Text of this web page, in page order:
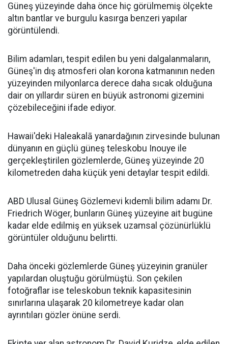
Güneş yüzeyinde daha önce hiç görülmemiş ölçekte
altın bantlar ve burgulu kasırga benzeri yapılar
görüntülendi.
Bilim adamları, tespit edilen bu yeni dalgalanmaların,
Güneş'in dış atmosferi olan korona katmanının neden
yüzeyinden milyonlarca derece daha sıcak olduğuna
dair on yıllardır süren en büyük astronomi gizemini
çözebileceğini ifade ediyor.
Hawaii'deki Haleakalā yanardağının zirvesinde bulunan
dünyanın en güçlü güneş teleskobu Inouye ile
gerçekleştirilen gözlemlerde, Güneş yüzeyinde 20
kilometreden daha küçük yeni detaylar tespit edildi.
ABD Ulusal Güneş Gözlemevi kıdemli bilim adamı Dr.
Friedrich Wöger, bunların Güneş yüzeyine ait bugüne
kadar elde edilmiş en yüksek uzamsal çözünürlüklü
görüntüler olduğunu belirtti.
Daha önceki gözlemlerde Güneş yüzeyinin granüler
yapılardan oluştuğu görülmüştü. Son çekilen
fotoğraflar ise teleskobun teknik kapasitesinin
sınırlarına ulaşarak 20 kilometreye kadar olan
ayrıntıları gözler önüne serdi.